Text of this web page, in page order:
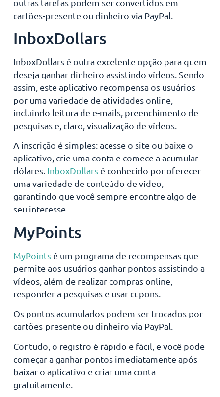
outras tarefas podem ser convertidos em
cartões-presente ou dinheiro via PayPal.
InboxDollars
InboxDollars é outra excelente opção para quem
deseja ganhar dinheiro assistindo vídeos. Sendo
assim, este aplicativo recompensa os usuários
por uma variedade de atividades online,
incluindo leitura de e-mails, preenchimento de
pesquisas e, claro, visualização de vídeos.
A inscrição é simples: acesse o site ou baixe o
aplicativo, crie uma conta e comece a acumular
dólares. InboxDollarsé conhecido por oferecer
uma variedade de conteúdo de vídeo,
garantindo que você sempre encontre algo de
seu interesse.
MyPoints
MyPointsé um programa de recompensas que
permite aos usuários ganhar pontos assistindo a
vídeos, além de realizar compras online,
responder a pesquisas e usar cupons.
Os pontos acumulados podem ser trocados por
cartões-presente ou dinheiro via PayPal.
Contudo, o registro é rápido e fácil, e você pode
começar a ganhar pontos imediatamente após
baixar o aplicativo e criar uma conta
gratuitamente.